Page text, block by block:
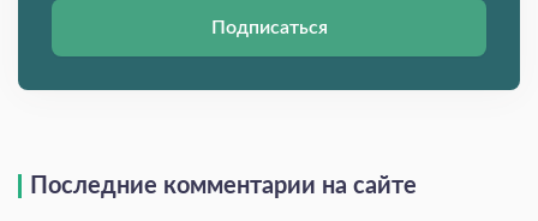
Подписаться
Последние комментарии на сайте